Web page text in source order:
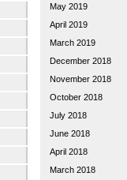
May 2019
April 2019
March 2019
December 2018
November 2018
October 2018
July 2018
June 2018
April 2018
March 2018